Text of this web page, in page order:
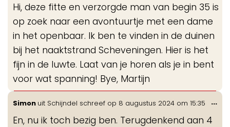
Hi, deze fitte en verzorgde man van begin 35 is
op zoek naar een avontuurtje met een dame
in het openbaar. Ik ben te vinden in de duinen
bij het naaktstrand Scheveningen. Hier is het
fijn in de luwte. Laat van je horen als je in bent
voor wat spanning! Bye, Martijn
Simon uit Schijndel schreef op 8 augustus 2024 om 15:35
En, nu ik toch bezig ben. Terugdenkend aan 4
...